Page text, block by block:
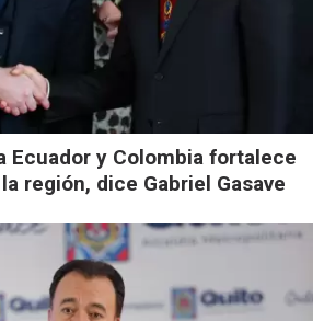
Ecuador y Colombia fortalece
región, dice Gabriel Gasave